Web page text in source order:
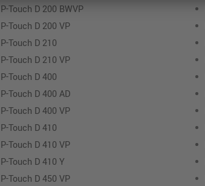
P-Touch D 200 BWVP
P-Touch D 200 VP
P-Touch D 210
P-Touch D 210 VP
P-Touch D 400
P-Touch D 400 AD
P-Touch D 400 VP
P-Touch D 410
P-Touch D 410 VP
P-Touch D 410 Y
P-Touch D 450 VP